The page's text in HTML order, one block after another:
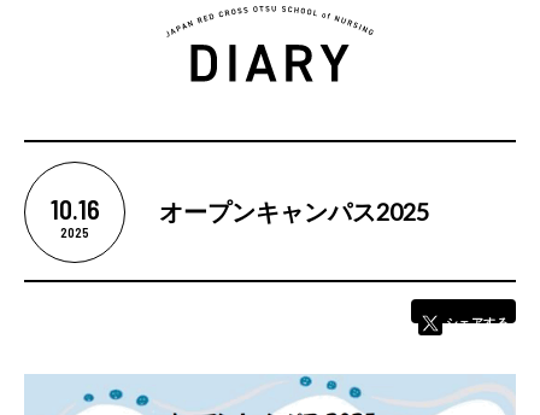
カリキュラム
教育理念
10.16
2025
オープンキャンパス2025
シェアする